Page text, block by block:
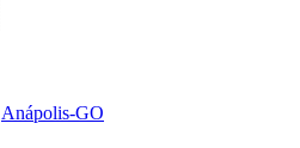
Anápolis-GO